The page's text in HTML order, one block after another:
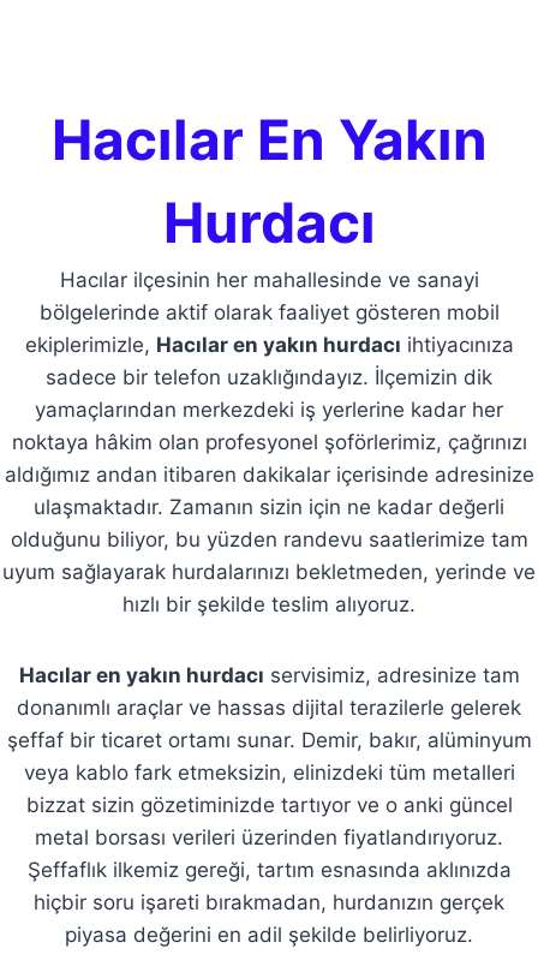
Hacılar En Yakın
Hurdacı
Hacılar ilçesinin her mahallesinde ve sanayi
bölgelerinde aktif olarak faaliyet gösteren mobil
ekiplerimizle, Hacılar en yakın hurdacı ihtiyacınıza
sadece bir telefon uzaklığındayız. İlçemizin dik
yamaçlarından merkezdeki iş yerlerine kadar her
noktaya hâkim olan profesyonel şoförlerimiz, çağrınızı
aldığımız andan itibaren dakikalar içerisinde adresinize
ulaşmaktadır. Zamanın sizin için ne kadar değerli
olduğunu biliyor, bu yüzden randevu saatlerimize tam
uyum sağlayarak hurdalarınızı bekletmeden, yerinde ve
hızlı bir şekilde teslim alıyoruz.
Hacılar en yakın hurdacı servisimiz, adresinize tam
donanımlı araçlar ve hassas dijital terazilerle gelerek
şeffaf bir ticaret ortamı sunar. Demir, bakır, alüminyum
veya kablo fark etmeksizin, elinizdeki tüm metalleri
bizzat sizin gözetiminizde tartıyor ve o anki güncel
metal borsası verileri üzerinden fiyatlandırıyoruz.
Şeffaflık ilkemiz gereği, tartım esnasında aklınızda
hiçbir soru işareti bırakmadan, hurdanızın gerçek
piyasa değerini en adil şekilde belirliyoruz.